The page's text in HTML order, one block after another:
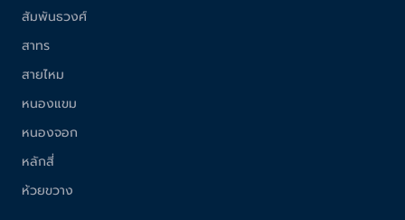
สัมพันธวงศ์
สาทร
สายไหม
หนองแขม
หนองจอก
หลักสี่
ห้วยขวาง